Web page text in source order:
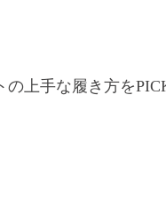
の上手な履き方を